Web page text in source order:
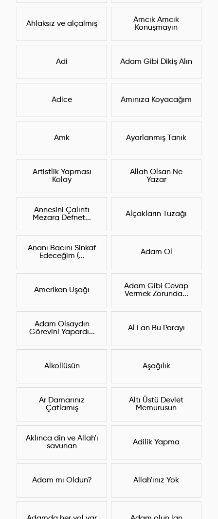
Ahlaksız ve alçalmış
Amcık Amcık
Konuşmayın
Adi Adam Gibi Dikiş Alın
Adice Amınıza Koyacağım
Amk Ayarlanmış Tanık
Artistlik Yapması
Kolay
Allah Olsan Ne
Yazar
Annesini Çalıntı
Mezara Defnet...
Alçakların Tuzağı
Ananı Bacını Sinkaf
Edeceğim (...
Adam Ol
Amerikan Uşağı
Adam Gibi Cevap
Vermek Zorunda...
Adam Olsaydın
Görevini Yapardı...
Al Lan Bu Parayı
Alkollüsün Aşağılık
Ar Damarınız
Çatlamış
Altı Üstü Devlet
Memurusun
Aklınca din ve Allah'ı
savunan
Adilik Yapma
Adam mı Oldun? Allah'ınız Yok